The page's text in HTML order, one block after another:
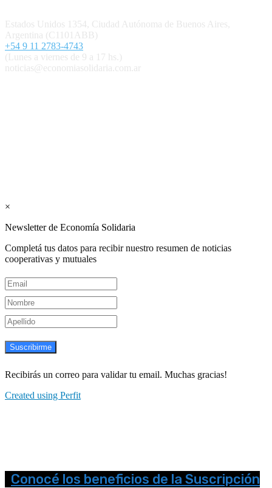
Estados Unidos 1354, Ciudad Autónoma de Buenos Aires,
Argentina (C1101ABB)
+54 9 11 2783-4743
(Lunes a viernes de 9 a 17 hs.)
noticias@economiasolidaria.com.ar
×
Newsletter de Economía Solidaria
Completá tus datos para recibir nuestro resumen de noticias
cooperativas y mutuales
Suscribirme
Recibirás un correo para validar tu email. Muchas gracias!
Created using Perfit
Conocé los beneficios de la Suscripción